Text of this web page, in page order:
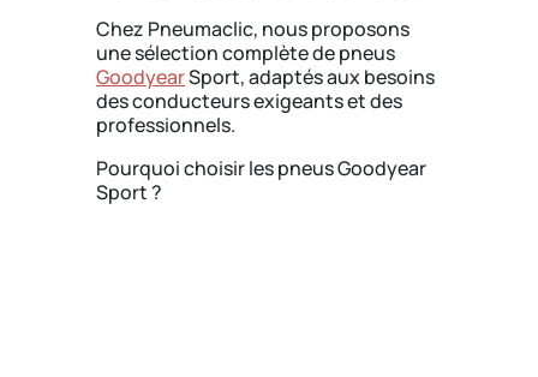
Chez Pneumaclic, nous proposons
une sélection complète de pneus
GoodyearSport, adaptés aux besoins
des conducteurs exigeants et des
professionnels.
Pourquoi choisir les pneus Goodyear
Sport ?